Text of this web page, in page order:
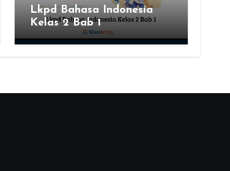
Lkpd Bahasa Indonesia
Kelas 2 Bab 1